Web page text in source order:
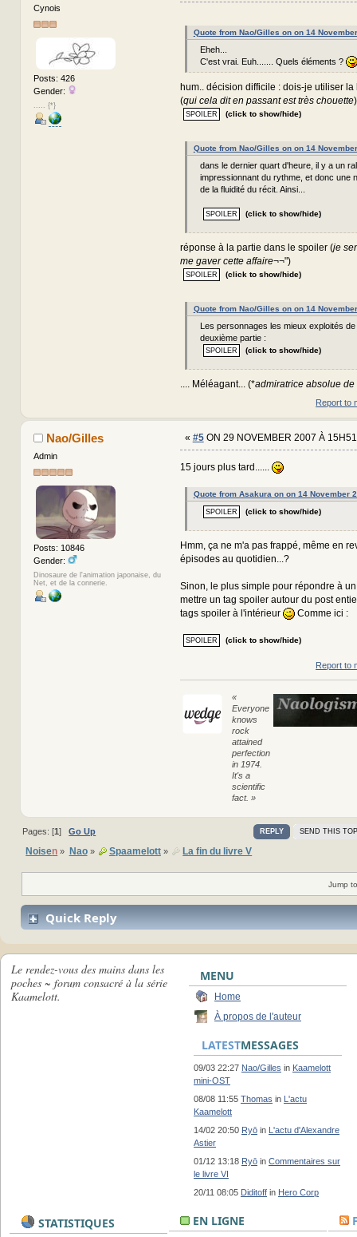
Cynois
Posts: 426
Gender:
..... {*}
Quote from Nao/Gilles on on 14
Eheh...
C'est vrai. Euh....... Quels éléments ?
hum.. décision difficile : dois-je utiliser
(qui cela dit en passant est très chouette
(click to show/hide)
Quote from Nao/Gilles on on 14
dans le dernier quart d'heure, il y a un
impressionnant du rythme, et donc une
de la fluidité du récit. Ainsi...
(click to show/hide)
réponse à la partie dans le spoiler (je
me gaver cette affaire¬¬")
(click to show/hide)
Quote from Nao/Gilles on on 14
Les personnages les mieux exploités
deuxième partie :
(click to show/hide)
.... Méléagant... (*admiratrice absolue de
Report to
Nao/Gilles
Admin
Posts: 10846
Gender:
Dinosaure de l'animation japonaise, du
Net, et de la connerie.
« #5ON 29 NOVEMBER 2007 À
15 jours plus tard......
Quote from Asakura on on 14 November
(click to show/hide)
Hmm, ça ne m'a pas frappé, même en
épisodes au quotidien...?
Sinon, le plus simple pour répondre à
mettre un tag spoiler autour du post
tags spoiler à l'intérieur
Comme ici :
(click to show/hide)
Report to
«
Everyone
knows
rock
attained
perfection
in 1974.
It's a
scientific
fact. »
REPLY SEND THIS
Pages: [1]Go Up
Noisen » Nao» Spaamelott» La fin du livre V
Jump
Quick Reply
Le rendez-vous des mains dans les
poches ~ forum consacré à la série
Kaamelott.
MENU
Home
À propos de l'auteur
LATESTMESSAGES
09/03 22:27 Nao/Gilles in Kaamelott
mini-OST
08/08 11:55 Thomas in L'actu
Kaamelott
14/02 20:50 Ryō in L'actu d'Alexandre
Astier
01/12 13:18 Ryō in Commentaires sur
le livre VI
20/11 08:05 Diditoff in Hero Corp
STATISTIQUES EN LIGNE